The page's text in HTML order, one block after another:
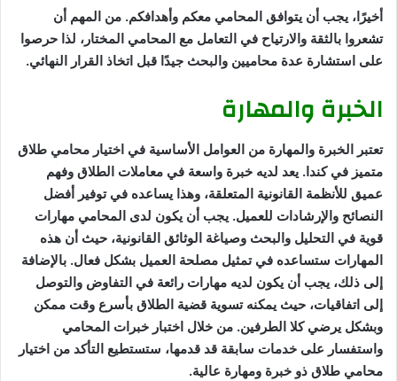
أخيرًا، يجب أن يتوافق المحامي معكم وأهدافكم. من المهم أن
تشعروا بالثقة والارتياح في التعامل مع المحامي المختار، لذا حرصوا
على استشارة عدة محاميين والبحث جيدًا قبل اتخاذ القرار النهائي.
الخبرة والمهارة
تعتبر الخبرة والمهارة من العوامل الأساسية في اختيار محامي طلاق
متميز في كندا. يعد لديه خبرة واسعة في معاملات الطلاق وفهم
عميق للأنظمة القانونية المتعلقة، وهذا يساعده في توفير أفضل
النصائح والإرشادات للعميل. يجب أن يكون لدى المحامي مهارات
قوية في التحليل والبحث وصياغة الوثائق القانونية، حيث أن هذه
المهارات ستساعده في تمثيل مصلحة العميل بشكل فعال. بالإضافة
إلى ذلك، يجب أن يكون لديه مهارات رائعة في التفاوض والتوصل
إلى اتفاقيات، حيث يمكنه تسوية قضية الطلاق بأسرع وقت ممكن
وبشكل يرضي كلا الطرفين. من خلال اختبار خبرات المحامي
واستفسار على خدمات سابقة قد قدمها، ستستطيع التأكد من اختيار
محامي طلاق ذو خبرة ومهارة عالية.